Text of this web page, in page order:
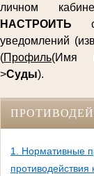
личном
НАСТРОИТЬ
уведомлений
(Профиль(Имя
>Суды).
1. Нормативные
противодействия